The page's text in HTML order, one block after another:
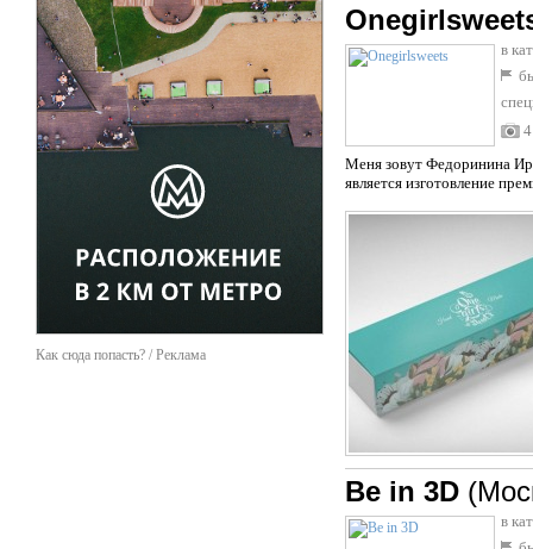
Как сюда попасть? / Реклама
в
4
Меня зовут Федоринина
является изготовление
Be in 3D
в